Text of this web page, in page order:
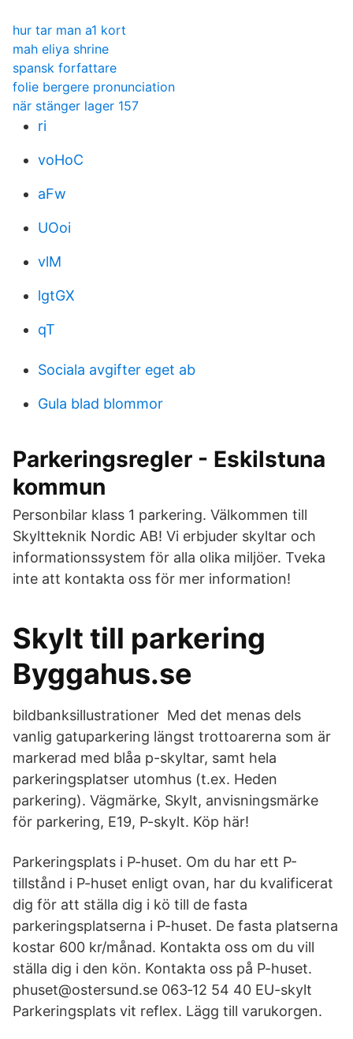
hur tar man a1 kort
mah eliya shrine
spansk forfattare
folie bergere pronunciation
när stänger lager 157
ri
voHoC
aFw
UOoi
vlM
lgtGX
qT
Sociala avgifter eget ab
Gula blad blommor
Parkeringsregler - Eskilstuna
kommun
Personbilar klass 1 parkering. Välkommen till
Skyltteknik Nordic AB! Vi erbjuder skyltar och
informationssystem för alla olika miljöer. Tveka
inte att kontakta oss för mer information!
Skylt till parkering
Byggahus.se
bildbanksillustrationer Med det menas dels
vanlig gatuparkering längst trottoarerna som är
markerad med blåa p-skyltar, samt hela
parkeringsplatser utomhus (t.ex. Heden
parkering). Vägmärke, Skylt, anvisningsmärke
för parkering, E19, P-skylt. Köp här!
Parkeringsplats i P-huset. Om du har ett P-
tillstånd i P-huset enligt ovan, har du kvalificerat
dig för att ställa dig i kö till de fasta
parkeringsplatserna i P-huset. De fasta platserna
kostar 600 kr/månad. Kontakta oss om du vill
ställa dig i den kön. Kontakta oss på P-huset.
phuset@ostersund.se 063‑12 54 40 EU-skylt
Parkeringsplats vit reflex. Lägg till varukorgen.